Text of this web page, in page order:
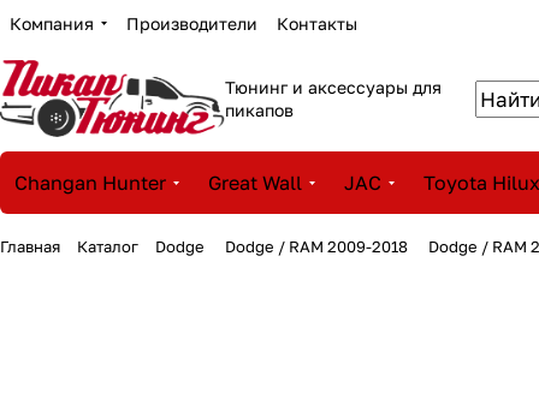
Компания Производители Контакты
Тюнинг и аксессуары для
пикапов
Changan Hunter Great Wall JAC Toyota Hilux
Главная Каталог Dodge Dodge / RAM 2009-2018 Dodge / RAM